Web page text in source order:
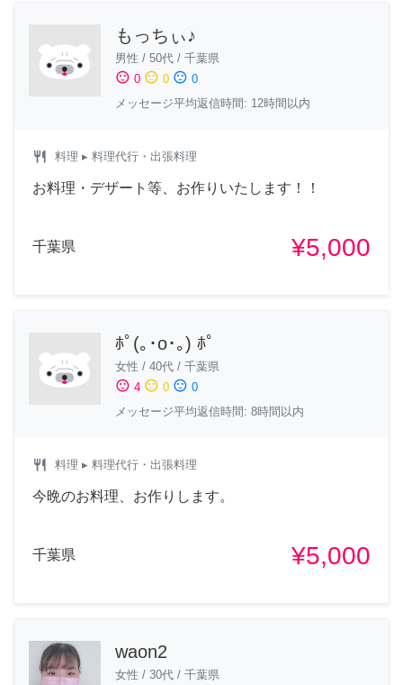
もっちぃ♪
男性 / 50代 / 千葉県
sentiment_satisfied 0 sentiment_neutral 0 sentiment_dissatisfied 0
メッセージ平均返信時間: 12時間以内
restaurant 料理 ▸ 料理代行・出張料理
お料理・デザート等、お作りいたします！！
千葉県 ¥5,000
ﾎﾟ(｡･о･｡) ﾎﾟ
女性 / 40代 / 千葉県
sentiment_satisfied 4 sentiment_neutral 0 sentiment_dissatisfied 0
メッセージ平均返信時間: 8時間以内
restaurant 料理 ▸ 料理代行・出張料理
今晩のお料理、お作りします。
千葉県 ¥5,000
waon2
女性 / 30代 / 千葉県